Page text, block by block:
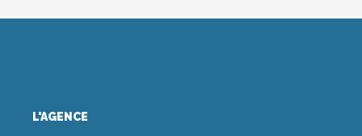
L'AGENCE